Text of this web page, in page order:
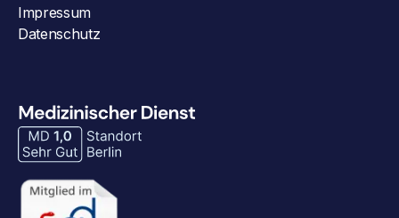
Impressum
Datenschutz